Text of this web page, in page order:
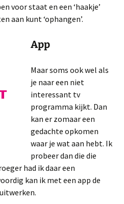
voor staat en een ‘haakje’
aan kunt ‘ophangen’.
App
Maar soms ook wel als
je naar een niet
interessant tv
programma kijkt. Dan
kan er zomaar een
gedachte opkomen
waar je wat aan hebt. Ik
probeer dan die die
had ik daar een
kan ik met een app de